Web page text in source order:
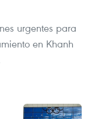
urgentes para
en Khanh